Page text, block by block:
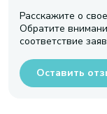
Расскажите о
Обратите
соответствие
Оставить